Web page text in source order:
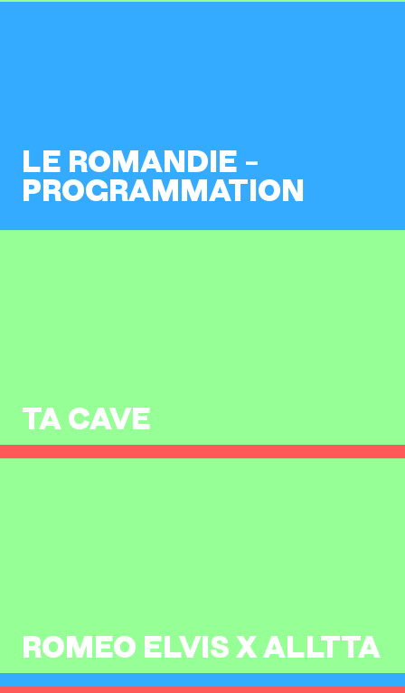
LE ROMANDIE –
PROGRAMMATION
TA CAVE
ROMEO ELVIS X ALLTTA